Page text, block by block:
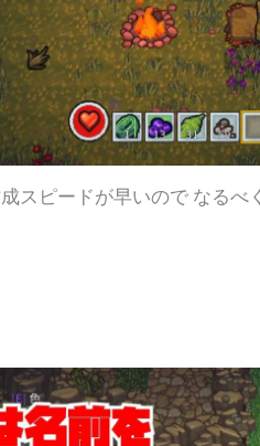
スピードが早いので なるべ